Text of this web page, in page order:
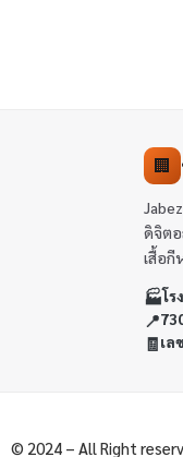
🏢
ดิจิตอ
เสื้อกี
🏭โ
📍
🧾เล
© 2024 – All Right